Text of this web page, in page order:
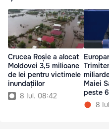
Crucea Roșie a alocat
Moldovei 3,5 milioane
de lei pentru victimele
inundațiilor
8 Iul. 08:42
Maiei
peste
8